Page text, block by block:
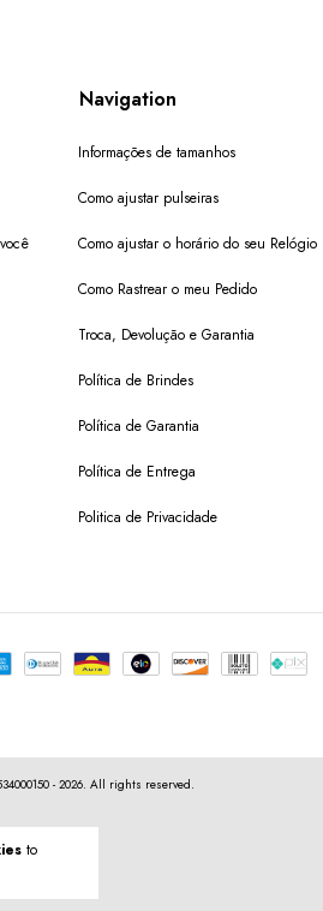
to
Navigation
Informações de tamanhos
Como ajustar pulseiras
Como ajustar o horário do seu Relógio
Como Rastrear o meu Pedido
Troca, Devolução e Garantia
Política de Brindes
Política de Garantia
Política de Entrega
Politica de Privacidade
- 2026. All rights reserved.